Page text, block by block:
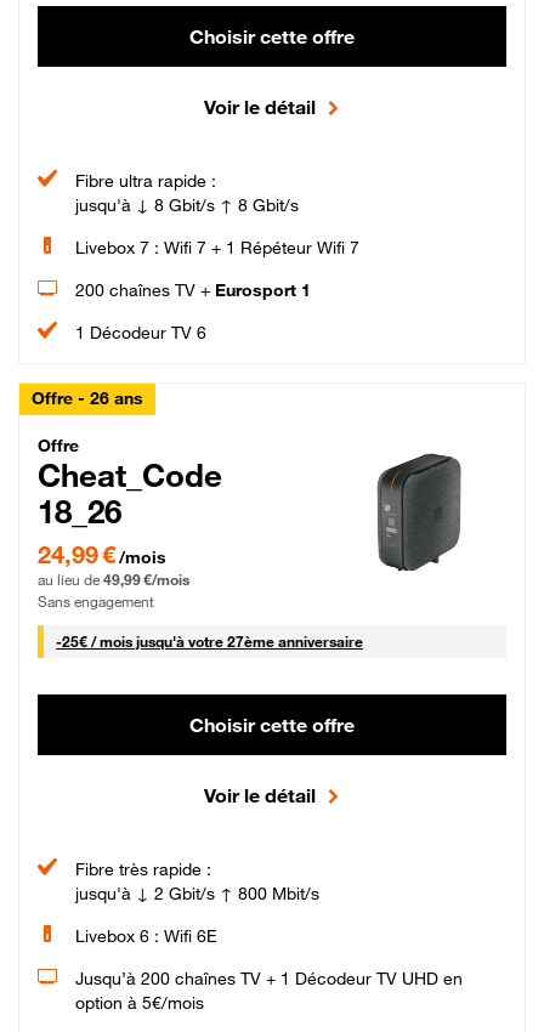
Choisir cette offre
Voir le détail
Fibre ultra rapide :
jusqu'à ↓ 8 Gbit/s ↑ 8 Gbit/s
Livebox 7 : Wifi 7 + 1 Répéteur Wifi 7
200 chaînes TV + Eurosport 1
1 Décodeur TV 6
Offre - 26 ans
Cheat_Code Fibre_18_26
Offre
Cheat_Code
18_26
24,99 € par mois pendant 0 mois puis 49,99 € par mois, Sans engagement
24,99 €/mois
au lieu de 49,99 €/mois
Sans engagement
-25€ / mois25 € par mois
jusqu'à votre 27ème anniversaire
Choisir cette offre
Voir le détail
Fibre très rapide :
jusqu'à ↓ 2 Gbit/s ↑ 800 Mbit/s
Livebox 6 : Wifi 6E
Jusqu’à 200 chaînes TV + 1 Décodeur TV UHD en
option à 5€/mois